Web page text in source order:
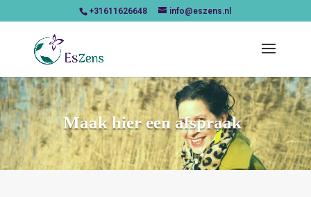
+31611626648 info@eszens.nl
Maak hier een afspraak